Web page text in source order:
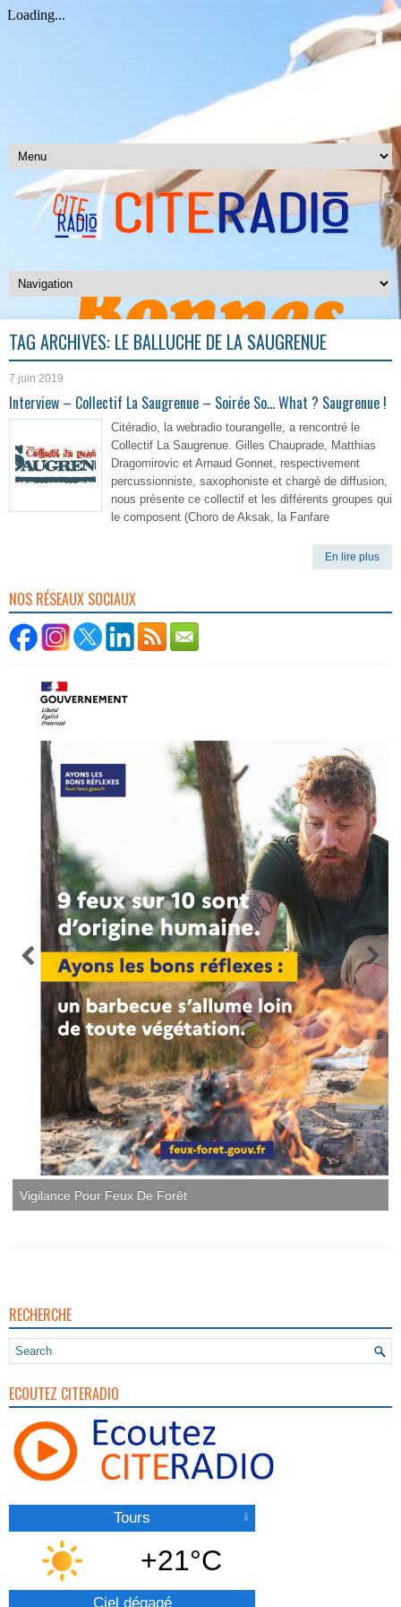
TAG ARCHIVES: LE BALLUCHE DE LA SAUGRENUE
7 juin 2019
Interview – Collectif La Saugrenue – Soirée So… What ? Saugrenue !
Citéradio, la webradio tourangelle, a rencontré le
Collectif La Saugrenue. Gilles Chauprade, Matthias
Dragomirovic et Arnaud Gonnet, respectivement
percussionniste, saxophoniste et chargé de diffusion,
nous présente ce collectif et les différents groupes qui
le composent (Choro de Aksak, la Fanfare
En lire plus
NOS RÉSEAUX SOCIAUX
Vigilance Pour Feux De Forêt
RECHERCHE
ECOUTEZ CITERADIO
Tours
+21°C
Ciel dégagé